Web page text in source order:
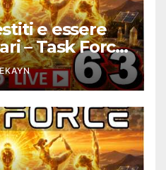
e essere
– Task Force
63